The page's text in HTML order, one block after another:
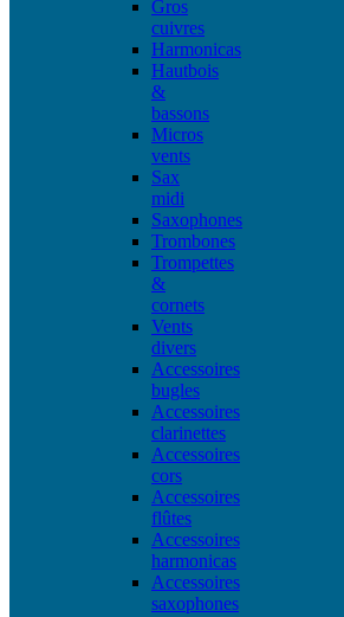
Gros
cuivres
Harmonicas
Hautbois
&
bassons
Micros
vents
Sax
midi
Saxophones
Trombones
Trompettes
&
cornets
Vents
divers
Accessoires
bugles
Accessoires
clarinettes
Accessoires
cors
Accessoires
flûtes
Accessoires
harmonicas
Accessoires
saxophones